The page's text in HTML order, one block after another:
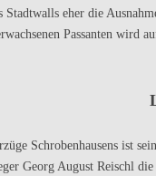
eher die
Passanten
Schrobenhausens ist
Georg August Reischl